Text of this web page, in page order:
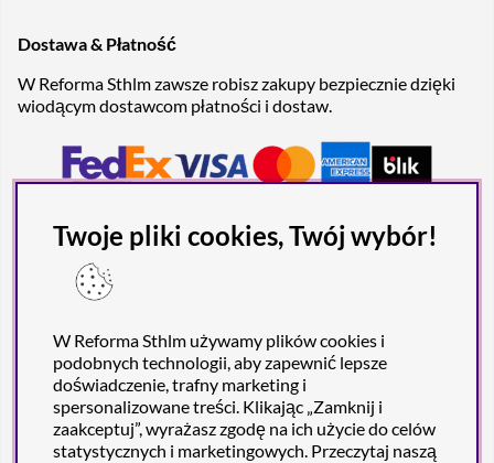
Dostawa & Płatność
W Reforma Sthlm zawsze robisz zakupy bezpiecznie dzięki
wiodącym dostawcom płatności i dostaw.
Twoje pliki cookies, Twój wybór!
W Reforma Sthlm używamy plików cookies i
podobnych technologii, aby zapewnić lepsze
doświadczenie, trafny marketing i
spersonalizowane treści. Klikając „Zamknij i
zaakceptuj”, wyrażasz zgodę na ich użycie do celów
statystycznych i marketingowych. Przeczytaj naszą